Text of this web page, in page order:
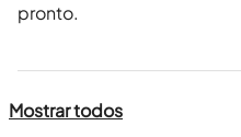
pronto.
Mostrar todos